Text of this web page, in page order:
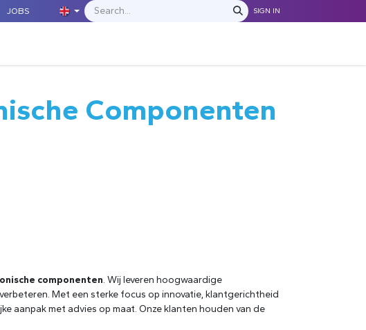
JOBS SIGN IN
Componenten
componenten. Wij leveren hoogwaardige
Met een sterke focus op innovatie, klantgerichtheid
aanpak met advies op maat. Onze klanten houden van de